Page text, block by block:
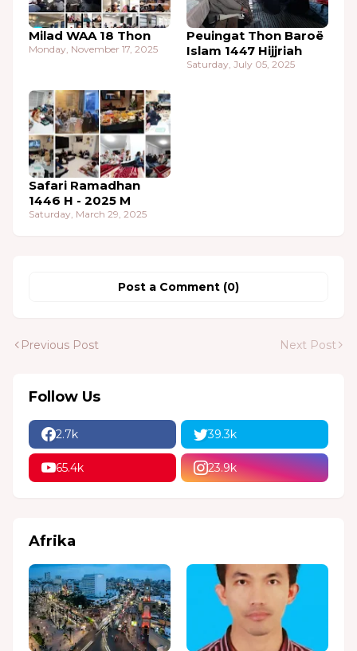
Milad WAA 18 Thon
Monday, November 17, 2025
Peuingat Thon Baroë
Islam 1447 Hijjriah
Saturday, July 05, 2025
Safari Ramadhan
1446 H - 2025 M
Saturday, March 29, 2025
Post a Comment (0)
Previous Post Next Post
Follow Us
2.7k 39.3k
65.4k 23.9k
Afrika